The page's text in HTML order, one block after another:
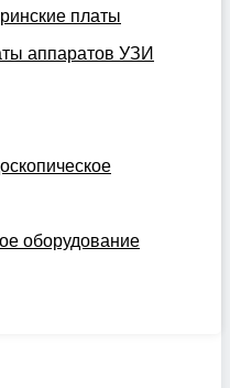
платы
аппаратов УЗИ
оборудование